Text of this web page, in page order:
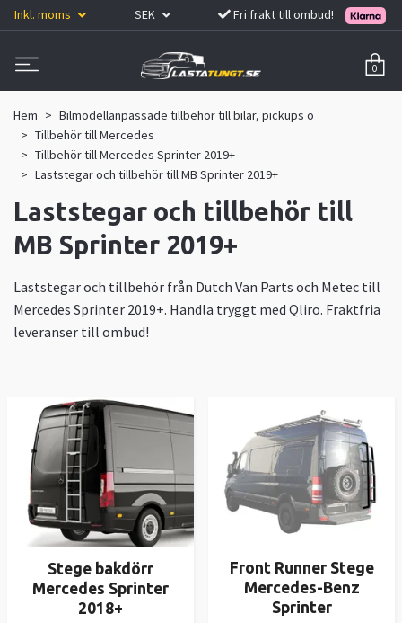
Inkl. moms SEK Fri frakt till ombud!
0
Hem
Bilmodellanpassade tillbehör till bilar, pickups o
Tillbehör till Mercedes
Tillbehör till Mercedes Sprinter 2019+
Laststegar och tillbehör till MB Sprinter 2019+
Laststegar och tillbehör till
MB Sprinter 2019+
Laststegar och tillbehör från Dutch Van Parts och Metec till
Mercedes Sprinter 2019+. Handla tryggt med Qliro. Fraktfria
leveranser till ombud!
Stege bakdörr
Mercedes Sprinter
2018+
Front Runner Stege
Mercedes-Benz
Sprinter